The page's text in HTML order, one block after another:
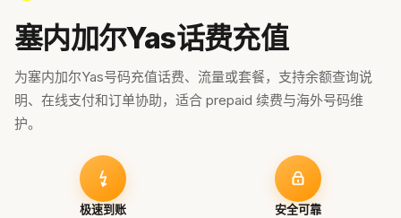
塞内加尔Yas话费充值
为塞内加尔Yas号码充值话费、流量或套餐，支持余额查询说
明、在线支付和订单协助，适合 prepaid 续费与海外号码维
护。
极速到账 安全可靠